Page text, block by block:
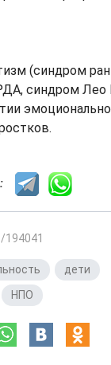
(синдром
синдром Лео
194041
дети
НПО